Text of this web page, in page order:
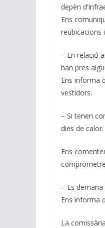
depèn
Ens
reubicacions
– En relació
han pres
Ens informa
vestidors.
– Si tenen
dies de calor.
Ens
– Es
Ens informa
La